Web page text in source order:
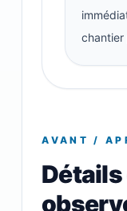
chantier
AVANT /